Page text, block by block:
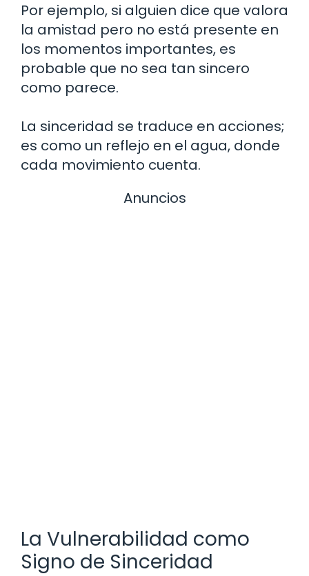
Por ejemplo, si alguien dice que valora
la amistad pero no está presente en
los momentos importantes, es
probable que no sea tan sincero
como parece.
La sinceridad se traduce en acciones;
es como un reflejo en el agua, donde
cada movimiento cuenta.
Anuncios
La Vulnerabilidad como
Signo de Sinceridad